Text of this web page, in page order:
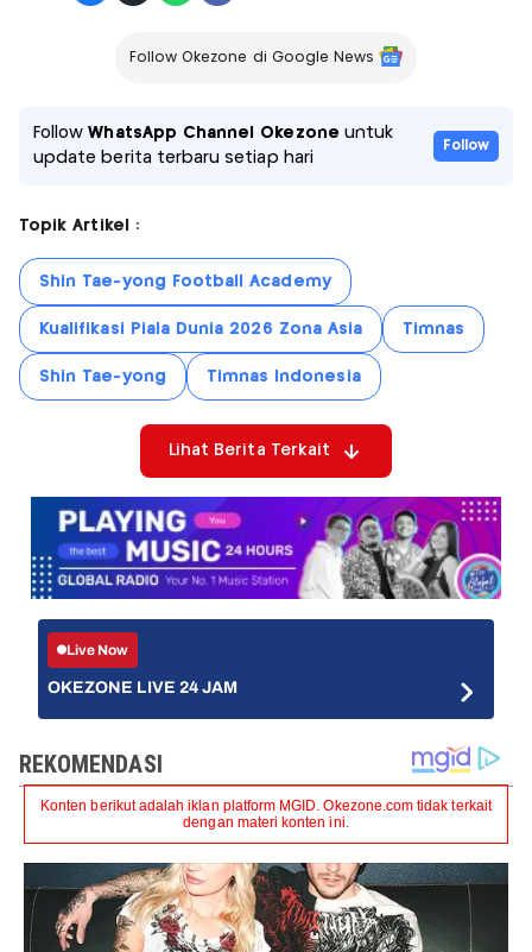
Follow Okezone di Google News
FollowWhatsApp Channel Okezone untuk
update berita terbaru setiap hari
Follow
Topik Artikel :
Shin Tae-yong Football Academy
Kualifikasi Piala Dunia 2026 Zona Asia Timnas
Shin Tae-yong Timnas Indonesia
Lihat Berita Terkait
Live Now
OKEZONE LIVE 24 JAM